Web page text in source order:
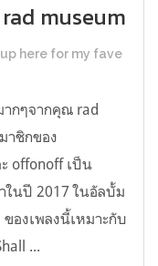
museum
here for my fave
ากๆจากคุณ rad
าชิกของ
offonoff เป็น
ในปี 2017 ในอัลบั้ม
องเพลงนี้เหมาะกับ
...